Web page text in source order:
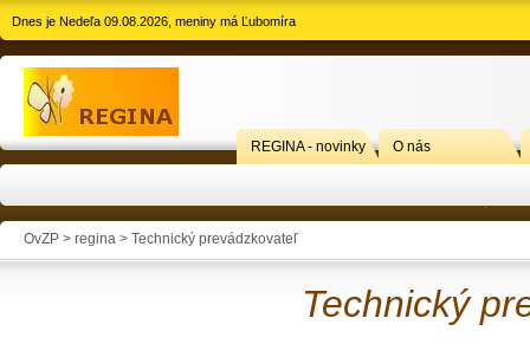
Dnes je Nedeľa 09.08.2026, meniny má Ľubomíra
REGINA - novinky O nás
OvZP > regina > Technický prevádzkovateľ
Technický